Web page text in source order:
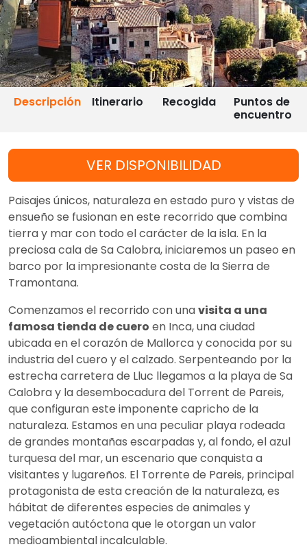
Descripción Itinerario Recogida
Puntos de
encuentro
VER DISPONIBILIDAD
Paisajes únicos, naturaleza en estado puro y vistas de
ensueño se fusionan en este recorrido que combina
tierra y mar con todo el carácter de la isla. En la
preciosa cala de Sa Calobra, iniciaremos un paseo en
barco por la impresionante costa de la Sierra de
Tramontana.
Comenzamos el recorrido con unavisita a una
famosa tienda de cuero en Inca, una ciudad
ubicada en el corazón de Mallorca y conocida por su
industria del cuero y el calzado. Serpenteando por la
estrecha carretera de Lluc llegamos a la playa de Sa
Calobra y la desembocadura del Torrent de Pareis,
que configuran este imponente capricho de la
naturaleza. Estamos en una peculiar playa rodeada
de grandes montañas escarpadas y, al fondo, el azul
turquesa del mar, un escenario que conquista a
visitantes y lugareños. El Torrente de Pareis, principal
protagonista de esta creación de la naturaleza, es
hábitat de diferentes especies de animales y
vegetación autóctona que le otorgan un valor
medioambiental incalculable.